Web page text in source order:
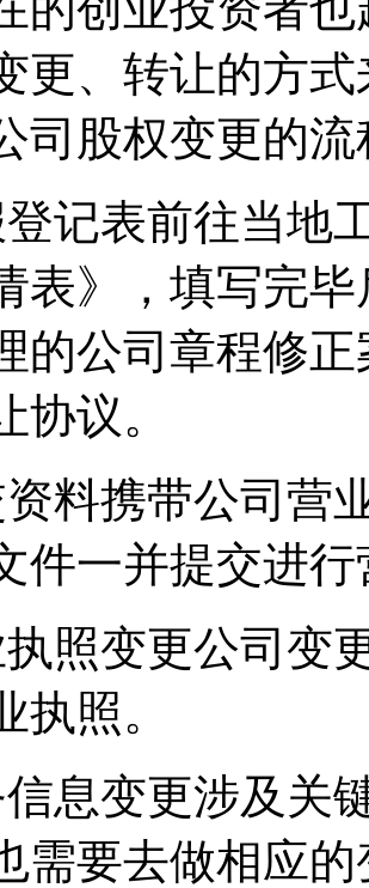
更、转让的方
司股权变更的
记表前往当地
表》，填写完
的公司章程修
协议。
料携带公司营
件一并提交进
照变更公司变
执照。
息变更涉及关
需要去做相应的